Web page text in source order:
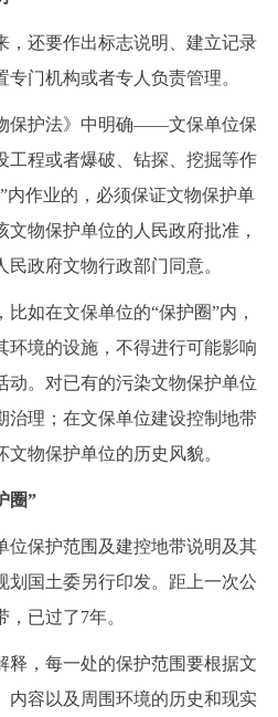
РУССКИЙ ЯЗЫК
还要作出标志说明、建立记录
门机构或者专人负责管理。
护法》中明确——文保单位保
工程或者爆破、钻探、挖掘等作
内作业的，必须保证文物保护单
物保护单位的人民政府批准，
政府文物行政部门同意。
如在文保单位的“保护圈”内，
环境的设施，不得进行可能影响
动。对已有的污染文物保护单位
治理；在文保单位建设控制地带
物保护单位的历史风貌。
圈”
保护范围及建控地带说明及其
划国土委另行印发。距上一次公
已过了7年。
，每一处的保护范围要根据文
内容以及周围环境的历史和现实